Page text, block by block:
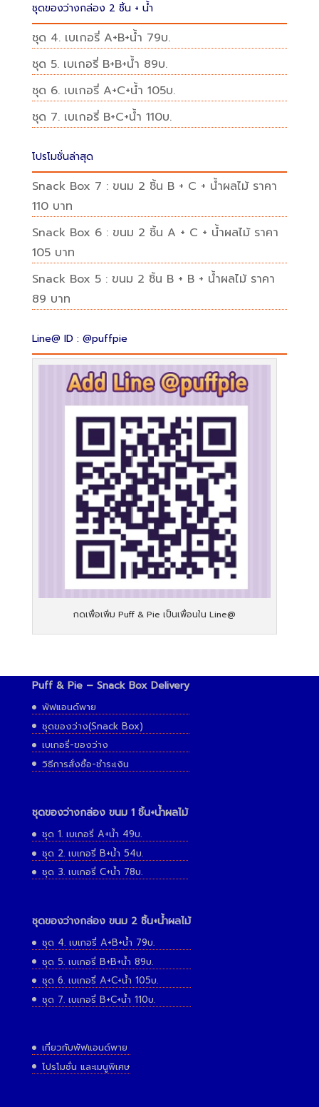
ชุดของว่างกล่อง 2 ชิ้น + น้ำ
ชุด 4. เบเกอรี่ A+B+น้ำ 79บ.
ชุด 5. เบเกอรี่ B+B+น้ำ 89บ.
ชุด 6. เบเกอรี่ A+C+น้ำ 105บ.
ชุด 7. เบเกอรี่ B+C+น้ำ 110บ.
โปรโมชั่นล่าสุด
Snack Box 7 : ขนม 2 ชิ้น B + C + น้ำผลไม้ ราคา
110 บาท
Snack Box 6 : ขนม 2 ชิ้น A + C + น้ำผลไม้ ราคา
105 บาท
Snack Box 5 : ขนม 2 ชิ้น B + B + น้ำผลไม้ ราคา
89 บาท
Line@ ID : @puffpie
กดเพื่อเพิ่ม Puff & Pie เป็นเพื่อนใน Line@
Puff & Pie – Snack Box Delivery
พัฟแอนด์พาย
ชุดของว่าง(Snack Box)
เบเกอรี่-ของว่าง
วิธีการสั่งซื้อ-ชำระเงิน
ชุดของว่างกล่อง ขนม 1 ชิ้น+น้ำผลไม้
ชุด 1. เบเกอรี่ A+น้ำ 49บ.
ชุด 2. เบเกอรี่ B+น้ำ 54บ.
ชุด 3. เบเกอรี่ C+น้ำ 78บ.
ชุดของว่างกล่อง ขนม 2 ชิ้น+น้ำผลไม้
ชุด 4. เบเกอรี่ A+B+น้ำ 79บ.
ชุด 5. เบเกอรี่ B+B+น้ำ 89บ.
ชุด 6. เบเกอรี่ A+C+น้ำ 105บ.
ชุด 7. เบเกอรี่ B+C+น้ำ 110บ.
เกี่ยวกับพัฟแอนด์พาย
โปรโมชั่น และเมนูพิเศษ